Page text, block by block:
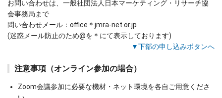
お問い合わせは、一般社団法人日本マーケティング・リサーチ協
会事務局まで
問い合わせメール：office＊jmra-net.or.jp
(迷惑メール防止のため@を＊にて表示しております)
▼下部の申し込みボタンへ
注意事項（オンライン参加の場合）
Zoom会議参加に必要な機材・ネット環境を各自ご用意くださ